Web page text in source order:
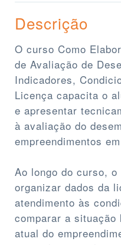
Descrição
O curso Como
de Avaliação de
Indicadores,
Licença capacita o
e apresentar
à avaliação do
empreendimentos
Ao longo do curso,
organizar dados da
atendimento às
comparar a
atual do